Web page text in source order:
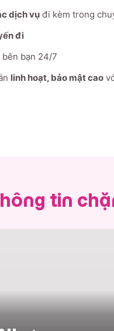
dịch vụ đi kèm trong
đi
bên bạn 24/7
linh hoạt, bảo mật cao
tin